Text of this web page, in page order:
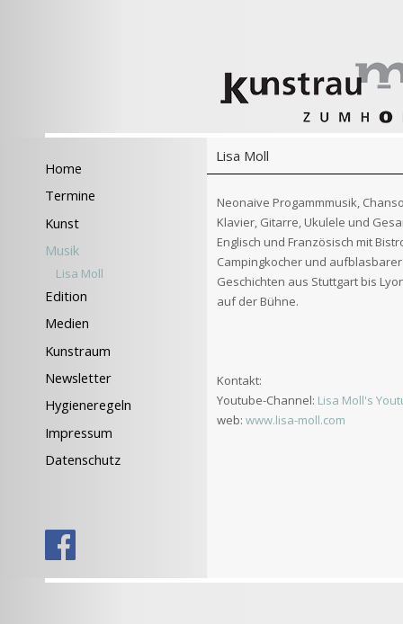
Home
Termine
Kunst
Musik
Lisa Moll
Edition
Medien
Kunstraum
Newsletter
Hygieneregeln
Impressum
Datenschutz
Lisa Moll
Neonaive Progammmusik,
Klavier, Gitarre, Ukulele und
Englisch und Französisch mit
Campingkocher und
Geschichten aus Stuttgart bis
auf der Bühne.
Kontakt:
Youtube-Channel: Lisa Moll's
web: www.lisa-moll.com